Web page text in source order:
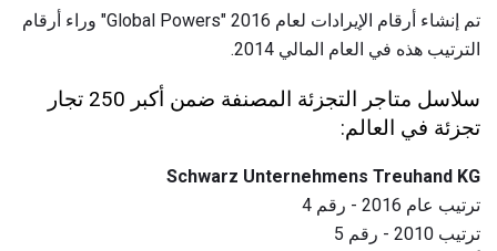
تم إنشاء أرقام الإيرادات لعام 2016 "Global Powers" وراء أرقام
الترتيب هذه في العام المالي 2014.
سلاسل متاجر التجزئة المصنفة ضمن أكبر 250 تجار
تجزئة في العالم:
Schwarz Unternehmens Treuhand KG
ترتيب عام 2016 - رقم 4
ترتيب 2010 - رقم 5